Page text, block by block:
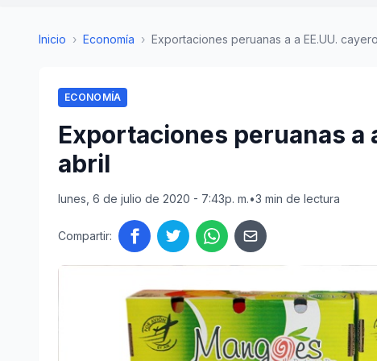
Inicio › Economía › Exportaciones peruanas a a EE.UU.
ECONOMÍA
Exportaciones peruanas a
abril
lunes, 6 de julio de 2020 - 7:43p. m.•3 min de lectura
Compartir: